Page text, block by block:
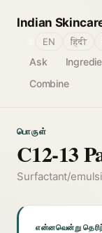
Indian
Ask
Combine
EN हिंदी
பொருள்
C12-13
Surfactant/
என்னவென்று